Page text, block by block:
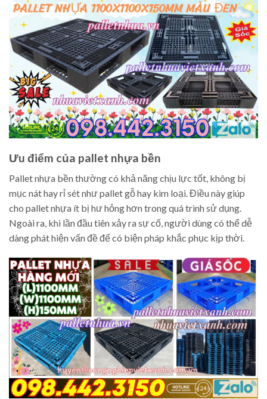
Ưu điểm của pallet nhựa bền
Pallet nhựa bền thường có khả năng chịu lực tốt, không bị
mục nát hay rỉ sét như pallet gỗ hay kim loại. Điều này giúp
cho pallet nhựa ít bị hư hỏng hơn trong quá trình sử dụng.
Ngoài ra, khi lần đầu tiên xảy ra sự cố, người dùng có thể dễ
dàng phát hiện vấn đề để có biện pháp khắc phục kịp thời.